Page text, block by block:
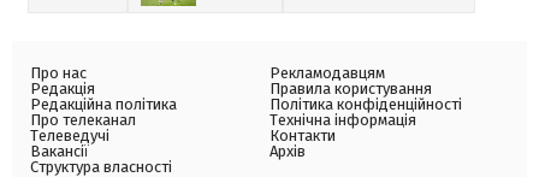
Про нас
Редакція
Редакційна політика
Про телеканал
Телеведучі
Вакансії
Структура власності
Рекламодавцям
Правила користування
Політика конфіденційності
Технічна інформація
Контакти
Архів